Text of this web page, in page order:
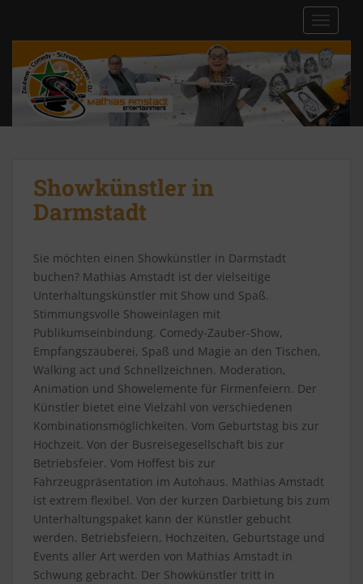
Showkünstler in
Darmstadt
Sie möchten einen Showkünstler in Darmstadt
buchen? Mathias Amstadt ist der vielseitige
Unterhaltungskünstler mit Show und Spaß.
Stimmungsvolle Showeinlagen mit
Publikumseinbindung. Comedy-Zauber-Show,
Empfangszauberei, Spaß und Magie an den Tischen,
Walking act und Schnellzeichnen. Moderation,
Animation und Showelemente für Firmenfeiern. Der
Künstler bietet eine Vielzahl von verschiedenen
Kombinationsmöglichkeiten. Vom Geburtstag bis zur
Hochzeit. Von der Busreisegesellschaft bis zur
Betriebsfeier. Vom Hoffest bis zur
Fahrzeugpräsentation im Autohaus. Mathias Amstadt
ist extrem flexibel. Von der kurzen Darbietung bis zum
Unterhaltungspaket kann der Künstler gebucht
werden. Betriebsfeiern, Hochzeiten, Geburtstage und
Events aller Art werden von Mathias Amstadt in
Schwung gebracht. Der Showkünstler tritt in